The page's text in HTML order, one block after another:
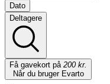
Dato
Deltagere
Få gavekort på 200 kr.
Når du bruger Evarto